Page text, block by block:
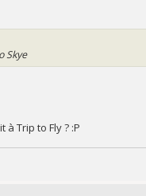
Skye
Trip to Fly ? :P